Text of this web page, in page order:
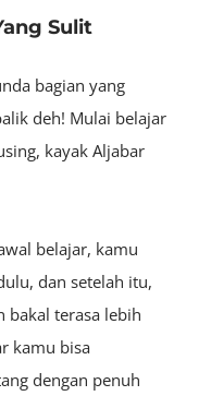
Sulit
bagian yang
deh! Mulai belajar
kayak Aljabar
belajar, kamu
dan setelah itu,
bakal terasa lebih
kamu bisa
dengan penuh